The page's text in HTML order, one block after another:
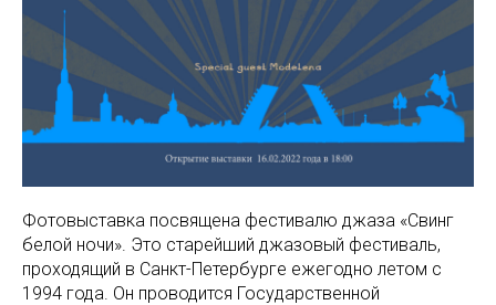
Фотовыставка посвящена фестивалю джаза «Свинг
белой ночи». Это старейший джазовый фестиваль,
проходящий в Санкт-Петербурге ежегодно летом с
1994 года. Он проводится Государственной